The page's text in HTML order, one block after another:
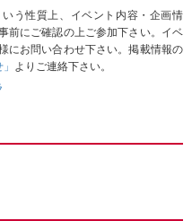
う性質上、イベント内容・企画情
前にご確認の上ご参加下さい。イベ
にお問い合わせ下さい。掲載情報の
よりご連絡下さい。